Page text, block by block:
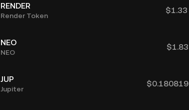
RENDER
Render Token
$1.33
NEO
NEO
$1.83
JUP
Jupiter
$0.180819